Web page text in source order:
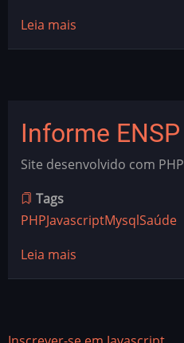
Leia mais
Campus
Pública
Informe ENSP
Site desenvolvido com PHP
Tags
PHPJavascriptMysqlSaúde
Leia mais
Informe